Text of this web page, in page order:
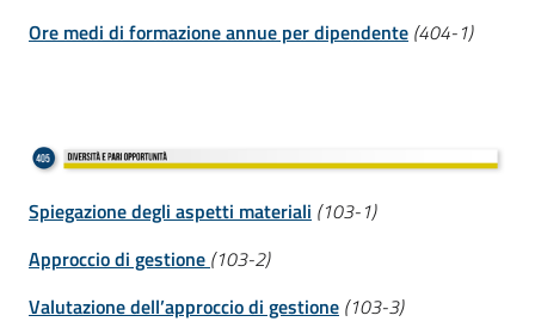
Ore medi di formazione annue per dipendente (404-1)
Spiegazione degli aspetti materiali (103-1)
Approccio di gestione (103-2)
Valutazione dell’approccio di gestione (103-3)